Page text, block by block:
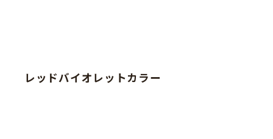
レッドバイオレットカラー